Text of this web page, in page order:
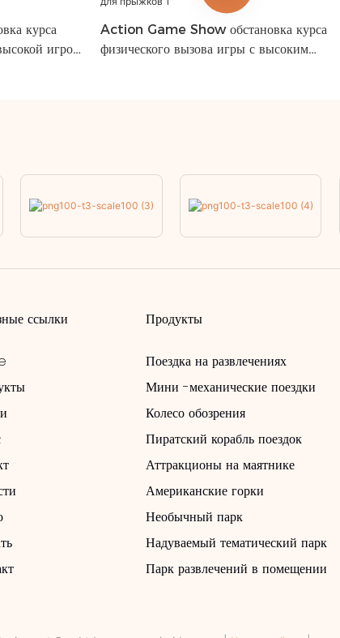
курса
игрой
Action Game Show обстановка курса
физического вызова игры с высоким
ссылки Продукты
Поездка на развлечениях
Мини -механические поездки
Колесо обозрения
Пиратский корабль поездок
Аттракционы на маятнике
Американские горки
Необычный парк
Надуваемый тематический парк
Парк развлечений в помещении